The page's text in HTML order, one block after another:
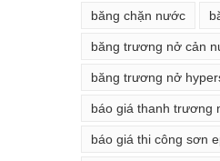
băng chặn nước
băng trương nở cản
băng trương nở
báo giá thanh trương
báo giá thi công sơn